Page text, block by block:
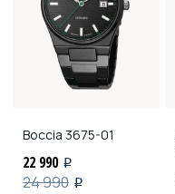
Boccia 3675-01
22 990 i
24 990 i